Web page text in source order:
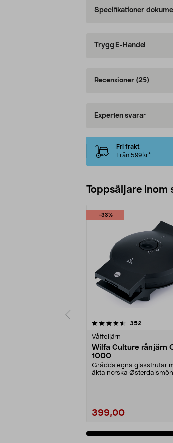
Specifikationer,
Trygg E-Handel
Recensioner (25)
Experten svarar
Fri frakt
Från 599 kr*
Toppsäljare inom
-33%
352
Våffeljärn
Wilfa Culture rånjärn
1000
Grädda egna glasstrutar
äkta norska
399,00
4.0 av 5 stjärnor